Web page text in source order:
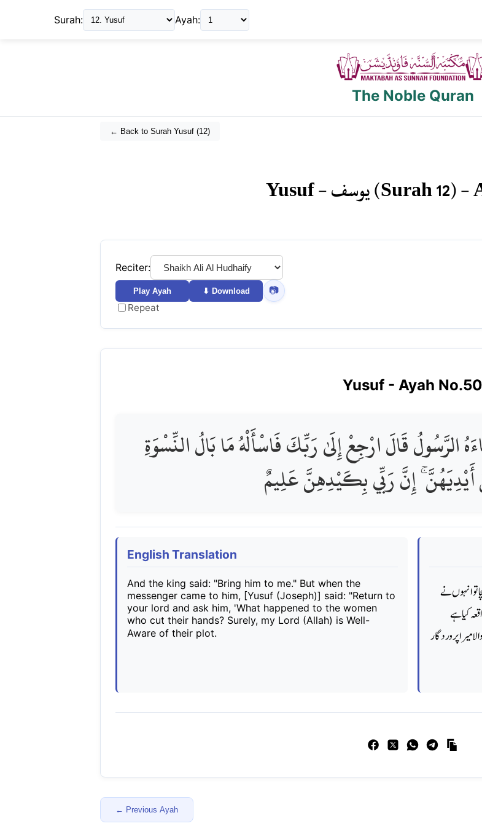
Surah: Ayah:
The Noble Quran
← Back to Surah Yusuf (12)
Yusuf-يوسف(Surah12) -
Reciter:
Play Ayah ⬇ Download 📷
Repeat
Yusuf - Ayah No.50
الرَّسُولُ قَالَ ارْجِعْ إِلَىٰ رَبِّكَ فَاسْأَلْهُ مَا بَالُ النِّسْوَةِ
أَيْدِيَهُنَّ ۚ إِنَّ رَبِّي بِكَيْدِهِنَّ عَلِيمٌ
English Translation
And the king said: "Bring him to me." But when the
messenger came to him, [Yusuf (Joseph)] said: "Return to
your lord and ask him, 'What happened to the women
who cut their hands? Surely, my Lord (Allah) is Well-
Aware of their plot. 
تو انہوں نے
کیا ہے
میرا پروردگار
← Previous Ayah